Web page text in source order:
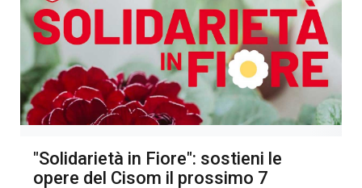
"Solidarietà in Fiore": sostieni le
opere del Cisom il prossimo 7